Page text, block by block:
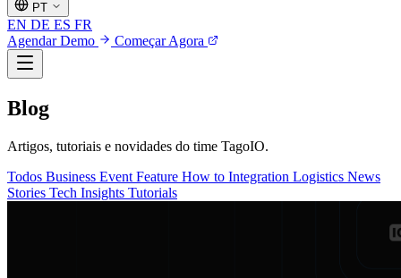
PT
EN DE ES FR
Agendar Demo
Começar Agora
Blog
Artigos, tutoriais e novidades do time TagoIO.
Todos Business Event Feature How to Integration Logistics News
Stories Tech Insights Tutorials